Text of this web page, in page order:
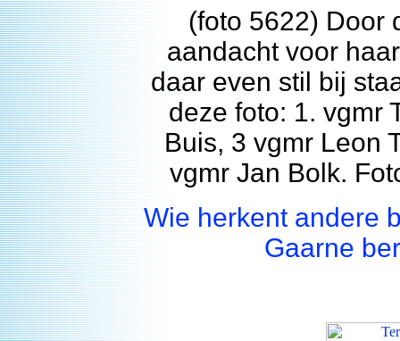
(foto 5622) Door
aandacht voor
daar even stil bij
deze foto: 1. vgmr
Buis, 3 vgmr Leon
vgmr Jan Bolk.
Wie herkent andere
Gaarne